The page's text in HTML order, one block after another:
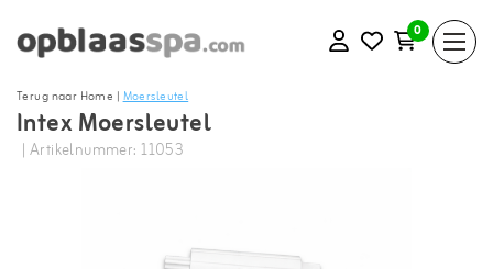
0
Terug naar Home |Moersleutel
Intex Moersleutel
| Artikelnummer: 11053